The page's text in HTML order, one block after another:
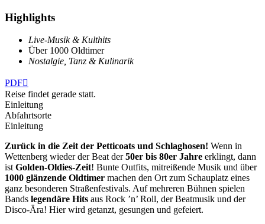
Highlights
Live-Musik & Kulthits
Über 1000 Oldtimer
Nostalgie, Tanz & Kulinarik
PDF
Reise findet gerade statt.
Einleitung
Abfahrtsorte
Einleitung
Zurück in die Zeit der Petticoats und Schlaghosen! Wenn in
Wettenberg wieder der Beat der50er bis 80er Jahre erklingt, dann
ist Golden-Oldies-Zeit! Bunte Outfits, mitreißende Musik und über
1000 glänzende Oldtimer machen den Ort zum Schauplatz eines
ganz besonderen Straßenfestivals. Auf mehreren Bühnen spielen
Bands legendäre Hits aus Rock ’n’ Roll, der Beatmusik und der
Disco-Ära! Hier wird getanzt, gesungen und gefeiert.